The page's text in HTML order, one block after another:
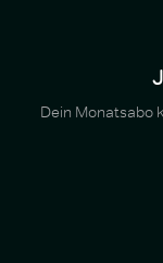
Dein Monatsabo